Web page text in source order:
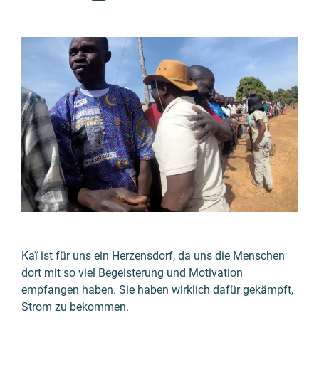
Kaï ist für uns ein Herzens­dorf, da uns die Menschen
dort mit so viel Begeis­terung und Motiva­tion
empfangen haben. Sie haben wirk­lich dafür gekämpft,
Strom zu bekommen.